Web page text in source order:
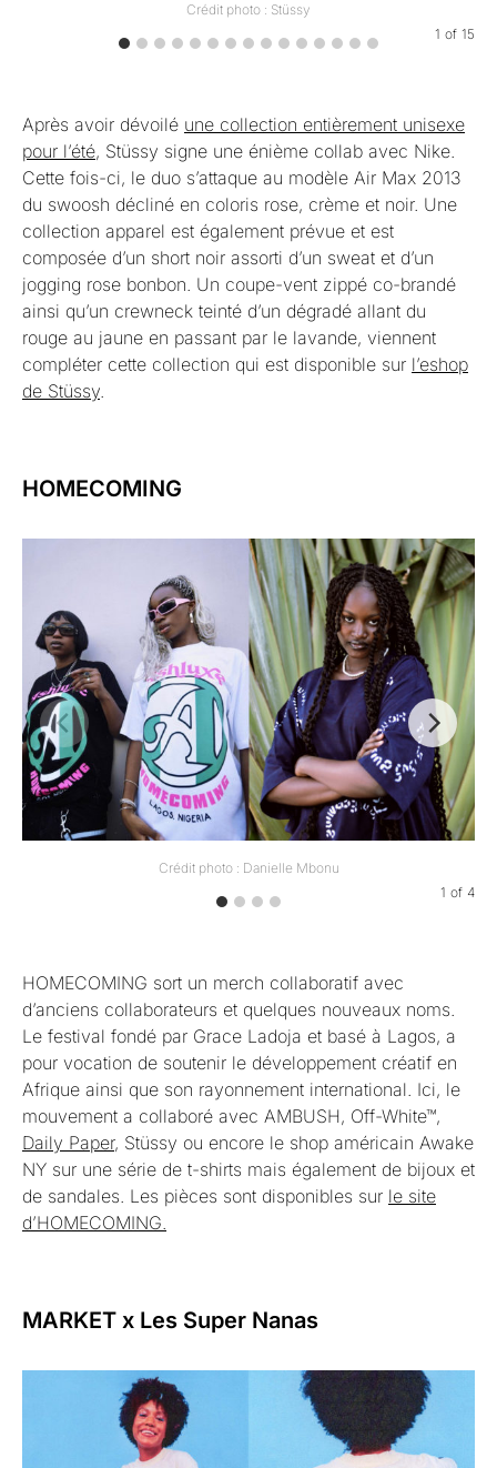
Crédit photo : Stüssy
1 of 15
Après avoir dévoilé une collection entièrement unisexe
pour l’été, Stüssy signe une énième collab avec Nike.
Cette fois-ci, le duo s’attaque au modèle Air Max 2013
du swoosh décliné en coloris rose, crème et noir. Une
collection apparel est également prévue et est
composée d’un short noir assorti d’un sweat et d’un
jogging rose bonbon. Un coupe-vent zippé co-brandé
ainsi qu’un crewneck teinté d’un dégradé allant du
rouge au jaune en passant par le lavande, viennent
compléter cette collection qui est disponible sur l’eshop
de Stüssy.
HOMECOMING
Crédit photo : Danielle Mbonu
1 of 4
HOMECOMING sort un merch collaboratif avec
d’anciens collaborateurs et quelques nouveaux noms.
Le festival fondé par Grace Ladoja et basé à Lagos, a
pour vocation de soutenir le développement créatif en
Afrique ainsi que son rayonnement international. Ici, le
mouvement a collaboré avec AMBUSH, Off-White™,
Daily Paper, Stüssy ou encore le shop américain Awake
NY sur une série de t-shirts mais également de bijoux et
de sandales. Les pièces sont disponibles sur le site
d’HOMECOMING.
MARKET x Les Super Nanas